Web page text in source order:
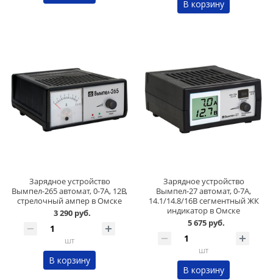
В корзину
Зарядное устройство
Вымпел-265 автомат, 0-7А, 12В,
стрелочный ампер в Омске
3 290 руб.
шт
В корзину
Зарядное устройство
Вымпел-27 автомат, 0-7А,
14.1/14.8/16В сегментный ЖК
индикатор в Омске
5 675 руб.
шт
В корзину